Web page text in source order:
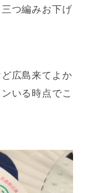
つ編みお下げ
広島来てよか
いる時点でこ